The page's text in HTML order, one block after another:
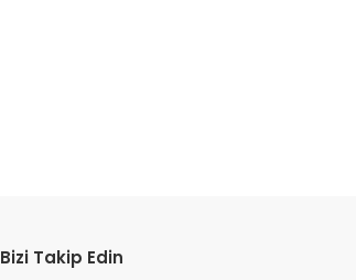
Takip Edin